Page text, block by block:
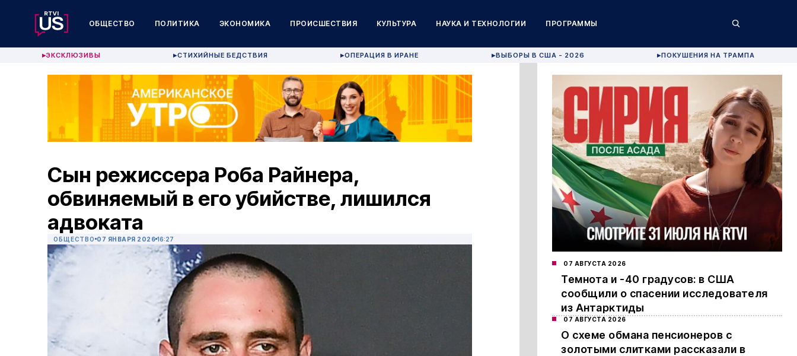
ОБЩЕСТВО ПОЛИТИКА ЭКОНОМИКА ПРОИСШЕСТВИЯ КУЛЬТУРА НАУКА И ТЕХНОЛОГИИ ПРОГРАММЫ
▶ЭКСКЛЮЗИВЫ ▶СТИХИЙНЫЕ БЕДСТВИЯ ▶ОПЕРАЦИЯ В ИРАНЕ ▶ВЫБОРЫ В США - 2026 ▶ПОКУШЕНИЯ НА ТРАМПА
Сын режиссера Роба Райнера,
обвиняемый в его убийстве, лишился
адвоката
ОБЩЕСТВО 07 ЯНВАРЯ 2026 16:27
07 АВГУСТА 2026
Темнота и -40 градусов: в США
сообщили о спасении исследователя
из Антарктиды
07 АВГУСТА 2026
О схеме обмана пенсионеров с
золотыми слитками рассказали в